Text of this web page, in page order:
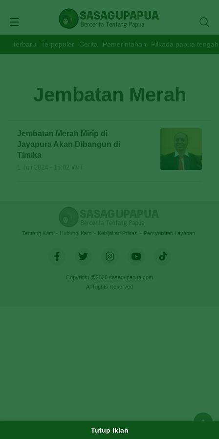
Terbaru Terpopuler Cerita Pemerintahan Pilkada papua tengah
Jembatan Merah
Jembatan Merah Mirip di
Jayapura Akan Dibangun di
Timika
Tentang Kami Hubungi Kami Kebijakan Privasi Persyaratan Layanan
Copyright @2026 sasagupapua.com
All Rights Reserved
Tutup Iklan